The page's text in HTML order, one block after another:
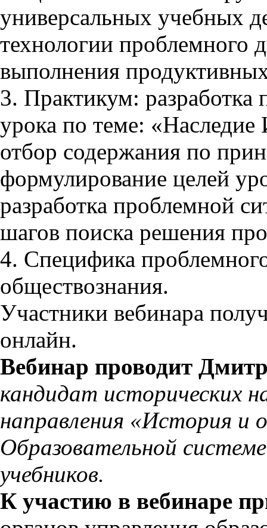
универсальных учебных
технологии проблемного
выполнения
3. Практикум: разработка
урока по теме: «Наследие
отбор содержания по
формулирование целей
разработка проблемной
шагов поиска решения
4. Специфика
обществознания.
Участники вебинара
онлайн.
Вебинар проводит
кандидат исторических
направления «История и
Образовательной
учебников.
К участию в вебинаре